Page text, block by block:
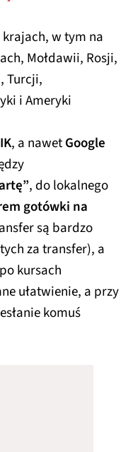
w tym na
Mołdawii, Rosji,
Turcji,
i Ameryki
, a nawetGoogle
, do lokalnego
gotówki na
są bardzo
za transfer), a
kursach
ułatwienie, a przy
komuś